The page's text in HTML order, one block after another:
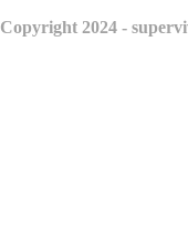
Copyright 2024 -